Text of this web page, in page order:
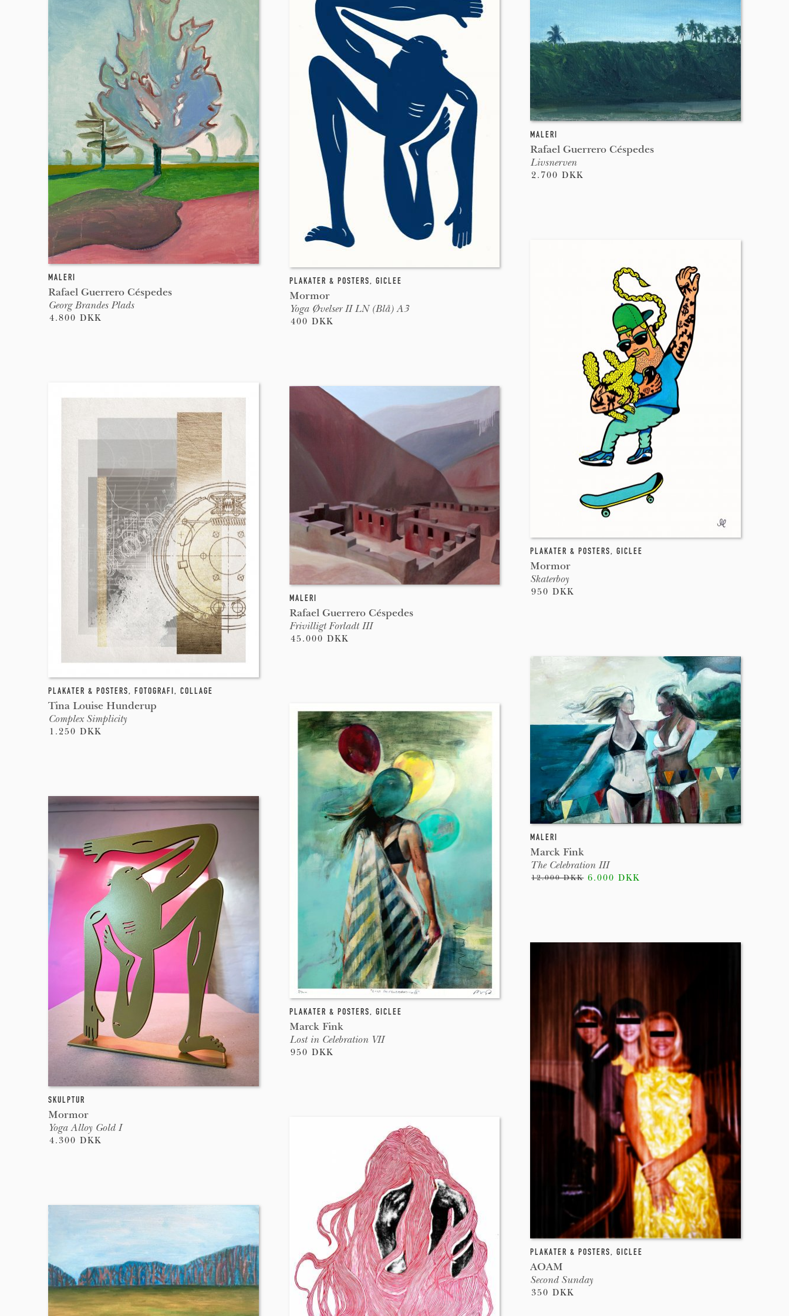
hvilke andre kunstværker pågældende kunstneren har til salg.
For at købe et kunstværk, klikker du blot på knappen "Tilføj til kurv", hvorefter du vil blive sendt viderer til en sikker og
krypteret online betaling. Når du køber et kunstværk, har du 14 dages fri returret.
I menuen i bunden af hjemmesiden finder du information om galleriet. Såfremt du har et yderligere spørgsmål eller
en forespørgsel, er du altid mere end velkommen til at kontakte os. Benyt kontaktformularen eller kontakt os via mail,
brev eller telefon.
MALERI
Rafael Guerrero Céspedes
Georg Brandes Plads
4.800 DKK
PLAKATER & POSTERS, FOTOGRAFI, COLLAGE
Tina Louise Hunderup
Complex Simplicity
1.250 DKK
SKULPTUR
Mormor
Yoga Alloy Gold I
4.300 DKK
PLAKATER & POSTERS, GICLEE
Mormor
Yoga Øvelser II LN (Blå) A3
400 DKK
MALERI
Rafael Guerrero Céspedes
Frivilligt Forladt III
45.000 DKK
PLAKATER & POSTERS, GICLEE
Marck Fink
Lost in Celebration VII
950 DKK
MALERI
Rafael Guerrero Céspedes
Livsnerven
2.700 DKK
PLAKATER & POSTERS,GICLEE
Mormor
Skaterboy
950 DKK
MALERI
Marck Fink
The Celebration III
12.000 DKK 6.000 DKK
PLAKATER & POSTERS,GICLEE
AOAM
Second Sunday
350 DKK